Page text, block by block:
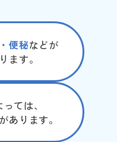
便秘などが
ます。
ては、
あります。